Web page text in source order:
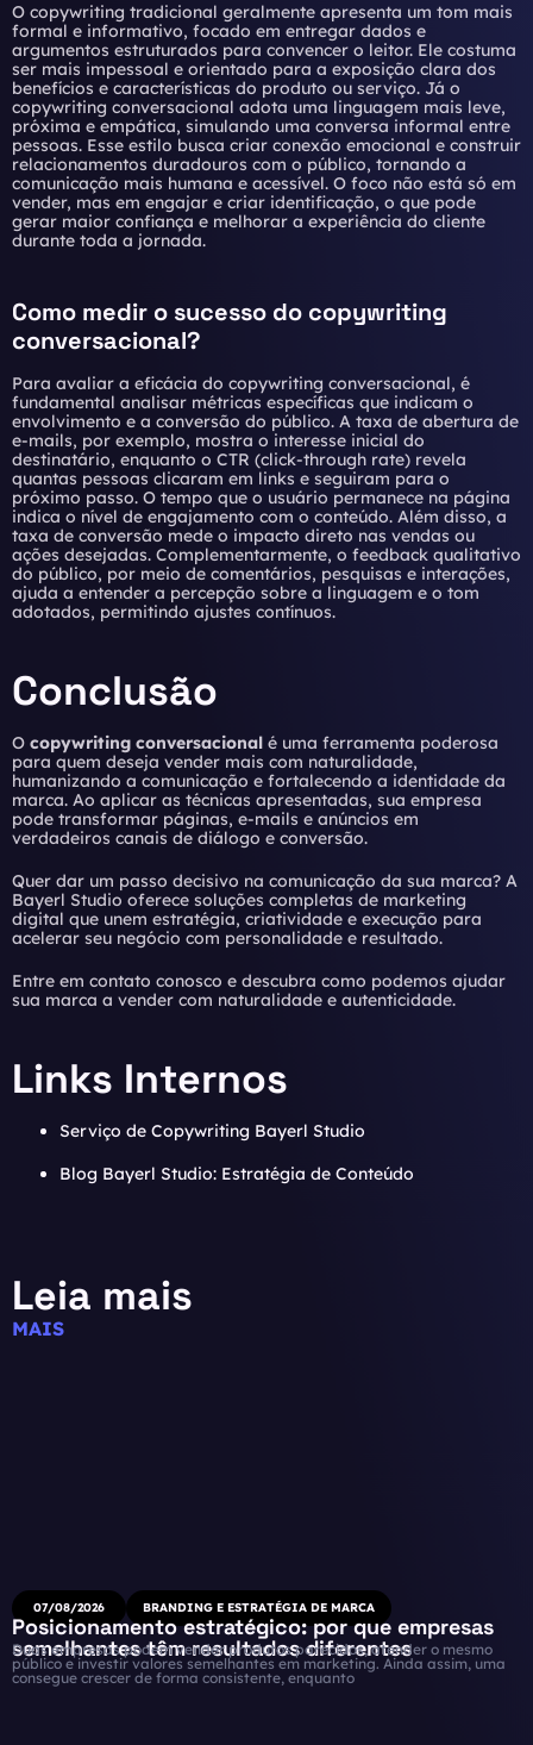
O copywriting tradicional geralmente apresenta um tom mais
formal e informativo, focado em entregar dados e
argumentos estruturados para convencer o leitor. Ele costuma
ser mais impessoal e orientado para a exposição clara dos
benefícios e características do produto ou serviço. Já o
copywriting conversacional adota uma linguagem mais leve,
próxima e empática, simulando uma conversa informal entre
pessoas. Esse estilo busca criar conexão emocional e construir
relacionamentos duradouros com o público, tornando a
comunicação mais humana e acessível. O foco não está só em
vender, mas em engajar e criar identificação, o que pode
gerar maior confiança e melhorar a experiência do cliente
durante toda a jornada.
Como medir o sucesso do copywriting
conversacional?
Para avaliar a eficácia do copywriting conversacional, é
fundamental analisar métricas específicas que indicam o
envolvimento e a conversão do público. A taxa de abertura de
e-mails, por exemplo, mostra o interesse inicial do
destinatário, enquanto o CTR (click-through rate) revela
quantas pessoas clicaram em links e seguiram para o
próximo passo. O tempo que o usuário permanece na página
indica o nível de engajamento com o conteúdo. Além disso, a
taxa de conversão mede o impacto direto nas vendas ou
ações desejadas. Complementarmente, o feedback qualitativo
do público, por meio de comentários, pesquisas e interações,
ajuda a entender a percepção sobre a linguagem e o tom
adotados, permitindo ajustes contínuos.
Conclusão
O copywriting conversacional é uma ferramenta poderosa
para quem deseja vender mais com naturalidade,
humanizando a comunicação e fortalecendo a identidade da
marca. Ao aplicar as técnicas apresentadas, sua empresa
pode transformar páginas, e-mails e anúncios em
verdadeiros canais de diálogo e conversão.
Quer dar um passo decisivo na comunicação da sua marca? A
Bayerl Studio oferece soluções completas de marketing
digital que unem estratégia, criatividade e execução para
acelerar seu negócio com personalidade e resultado.
Entre em contato conosco e descubra como podemos ajudar
sua marca a vender com naturalidade e autenticidade.
Links Internos
Serviço de Copywriting Bayerl Studio
Blog Bayerl Studio: Estratégia de Conteúdo
Leia mais
MAIS
07/08/2026 BRANDING E ESTRATÉGIA DE MARCA
Posicionamento estratégico: por que empresas
semelhantes têm resultados diferentes
Duas empresas podem vender produtos parecidos, atender o mesmo
público e investir valores semelhantes em marketing. Ainda assim, uma
consegue crescer de forma consistente, enquanto